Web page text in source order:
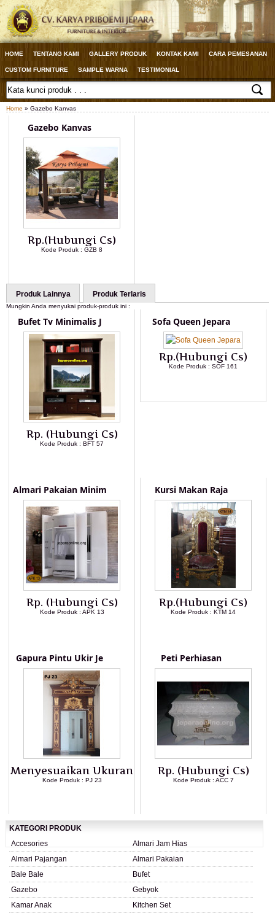
HOME TENTANG KAMI GALLERY PRODUK KONTAK KAMI CARA PEMESANAN
CUSTOM FURNITURE SAMPLE WARNA TESTIMONIAL
Home » Gazebo Kanvas
Gazebo Kanvas
Rp.(Hubungi Cs)
Kode Produk : GZB 8
Produk Lainnya Produk Terlaris
Mungkin Anda menyukai produk-produk ini :
Bufet Tv Minimalis J
Rp. (Hubungi Cs)
Kode Produk : BFT 57
Sofa Queen Jepara
Rp.(Hubungi Cs)
Kode Produk : SOF 161
Almari Pakaian Minim
Rp. (Hubungi Cs)
Kode Produk : APK 13
Kursi Makan Raja
Rp.(Hubungi Cs)
Kode Produk : KTM 14
Gapura Pintu Ukir Je
Menyesuaikan Ukuran
Kode Produk : PJ 23
Peti Perhiasan
Rp. (Hubungi Cs)
Kode Produk : ACC 7
KATEGORI PRODUK
Accesories
Almari Jam Hias
Almari Pajangan
Almari Pakaian
Bale Bale
Bufet
Gazebo
Gebyok
Kamar Anak
Kitchen Set